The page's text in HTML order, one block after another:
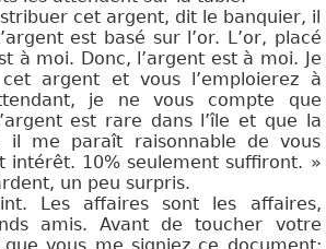
cet argent, dit le banquier, il
est basé sur l’or. L’or, placé
à moi. Donc, l’argent est à moi. Je
argent et vous l’emploierez à
je ne vous compte que
est rare dans l’île et que la
me paraît raisonnable de vous
intérêt. 10% seulement suffiront. »
un peu surpris.
Les affaires sont les affaires,
amis. Avant de toucher votre